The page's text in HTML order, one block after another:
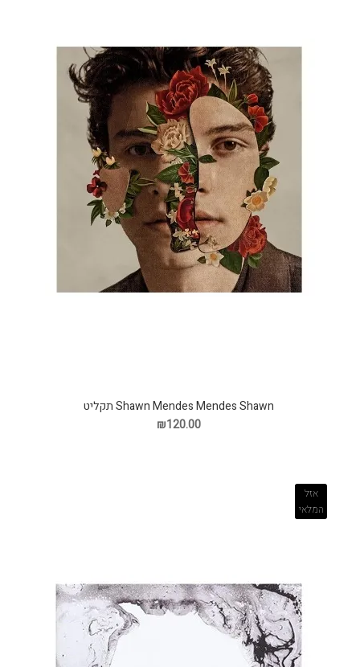
Shawn Mendes Mendes Shawn תקליט
₪120.00
אזל
המלאי